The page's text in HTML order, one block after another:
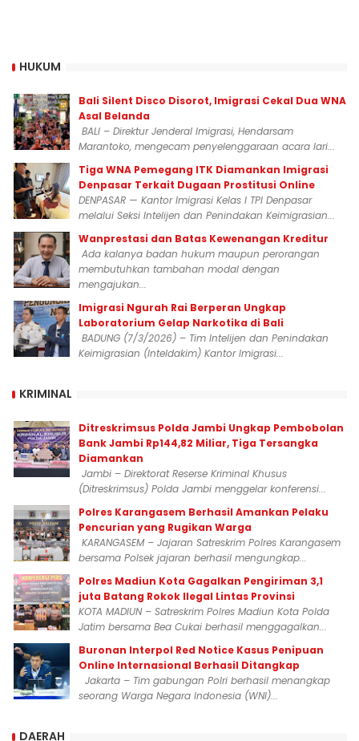
HUKUM
Bali Silent Disco Disorot, Imigrasi Cekal Dua WNA
Asal Belanda
BALI – Direktur Jenderal Imigrasi, Hendarsam
Marantoko, mengecam penyelenggaraan acara lari...
Tiga WNA Pemegang ITK Diamankan Imigrasi
Denpasar Terkait Dugaan Prostitusi Online
DENPASAR — Kantor Imigrasi Kelas I TPI Denpasar
melalui Seksi Intelijen dan Penindakan Keimigrasian...
Wanprestasi dan Batas Kewenangan Kreditur
Ada kalanya badan hukum maupun perorangan
membutuhkan tambahan modal dengan
mengajukan...
Imigrasi Ngurah Rai Berperan Ungkap
Laboratorium Gelap Narkotika di Bali
BADUNG (7/3/2026) – Tim Intelijen dan Penindakan
Keimigrasian (Inteldakim) Kantor Imigrasi...
KRIMINAL
Ditreskrimsus Polda Jambi Ungkap Pembobolan
Bank Jambi Rp144,82 Miliar, Tiga Tersangka
Diamankan
Jambi – Direktorat Reserse Kriminal Khusus
(Ditreskrimsus) Polda Jambi menggelar konferensi...
Polres Karangasem Berhasil Amankan Pelaku
Pencurian yang Rugikan Warga
KARANGASEM – Jajaran Satreskrim Polres Karangasem
bersama Polsek jajaran berhasil mengungkap...
Polres Madiun Kota Gagalkan Pengiriman 3,1
juta Batang Rokok Ilegal Lintas Provinsi
KOTA MADIUN – Satreskrim Polres Madiun Kota Polda
Jatim bersama Bea Cukai berhasil menggagalkan...
Buronan Interpol Red Notice Kasus Penipuan
Online Internasional Berhasil Ditangkap
Jakarta – Tim gabungan Polri berhasil menangkap
seorang Warga Negara Indonesia (WNI)...
DAERAH